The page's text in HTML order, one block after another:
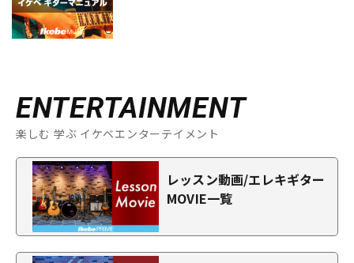
ENTERTAINMENT
楽しむ 学ぶ イケベエンターテイメント
レッスン動画/エレキギター
MOVIE一覧